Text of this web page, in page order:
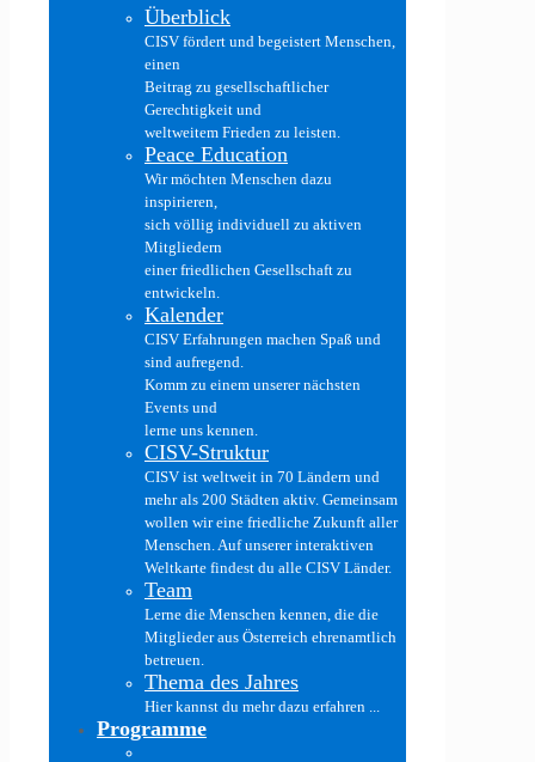
Überblick
CISV fördert und begeistert Menschen,
einen
Beitrag zu gesellschaftlicher
Gerechtigkeit und
weltweitem Frieden zu leisten.
Peace Education
Wir möchten Menschen dazu
inspirieren,
sich völlig individuell zu aktiven
Mitgliedern
einer friedlichen Gesellschaft zu
entwickeln.
Kalender
CISV Erfahrungen machen Spaß und
sind aufregend.
Komm zu einem unserer nächsten
Events und
lerne uns kennen.
CISV-Struktur
CISV ist weltweit in 70 Ländern und
mehr als 200 Städten aktiv. Gemeinsam
wollen wir eine friedliche Zukunft aller
Menschen. Auf unserer interaktiven
Weltkarte findest du alle CISV Länder.
Team
Lerne die Menschen kennen, die die
Mitglieder aus Österreich ehrenamtlich
betreuen.
Thema des Jahres
Hier kannst du mehr dazu erfahren ...
Programme